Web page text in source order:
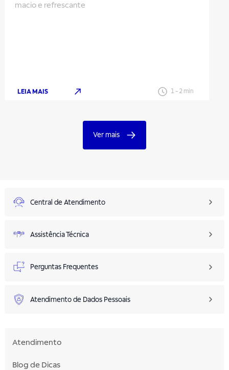
macio e refrescante
LEIA MAIS 1- 2 min
Ver mais
Central de Atendimento
Assistência Técnica
Perguntas Frequentes
Atendimento de Dados Pessoais
Atendimento
Blog de Dicas